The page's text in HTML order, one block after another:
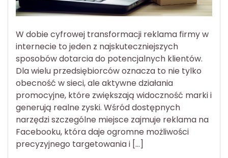
W dobie cyfrowej transformacji reklama firmy w
internecie to jeden z najskuteczniejszych
sposobów dotarcia do potencjalnych klientów.
Dla wielu przedsiębiorców oznacza to nie tylko
obecność w sieci, ale aktywne działania
promocyjne, które zwiększają widoczność marki i
generują realne zyski. Wśród dostępnych
narzędzi szczególne miejsce zajmuje reklama na
Facebooku, która daje ogromne możliwości
precyzyjnego targetowania i […]